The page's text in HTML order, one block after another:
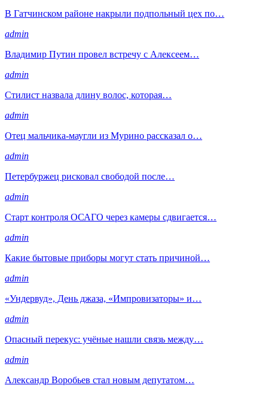
В Гатчинском районе накрыли подпольный цех по…
admin
Владимир Путин провел встречу с Алексеем…
admin
Стилист назвала длину волос, которая…
admin
Отец мальчика-маугли из Мурино рассказал о…
admin
Петербуржец рисковал свободой после…
admin
Старт контроля ОСАГО через камеры сдвигается…
admin
Какие бытовые приборы могут стать причиной…
admin
«Ундервуд», День джаза, «Импровизаторы» и…
admin
Опасный перекус: учёные нашли связь между…
admin
Александр Воробьев стал новым депутатом…